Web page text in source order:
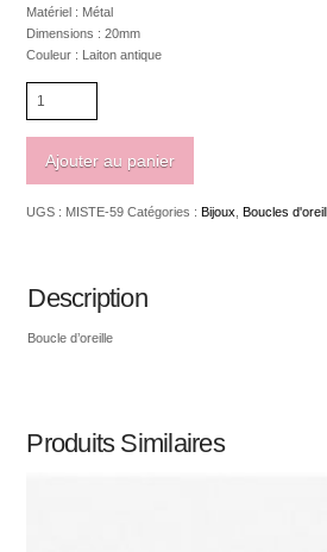
Matériel : Métal
Dimensions : 20mm
Couleur : Laiton antique
Boucle
d'oreille
flèche
Ajouter au panier
UGS : MISTE-59 Catégories : Bijoux Boucles
Description
Boucle d’oreille
Produits Similaires